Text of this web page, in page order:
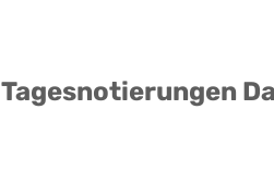
Tagesnotierungen